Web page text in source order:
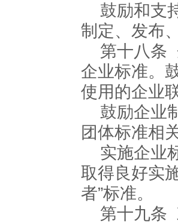
鼓励和支
制定、发布
第十八条
企业标准。
使用的企业
鼓励企业
团体标准相
实施企业
取得良好实
者”标准。
第十九条